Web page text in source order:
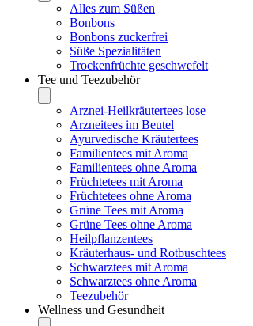
Alles zum Süßen
Bonbons
Bonbons zuckerfrei
Süße Spezialitäten
Trockenfrüchte geschwefelt
Tee und Teezubehör
Arznei-Heilkräutertees lose
Arzneitees im Beutel
Ayurvedische Kräutertees
Familientees mit Aroma
Familientees ohne Aroma
Früchtetees mit Aroma
Früchtetees ohne Aroma
Grüne Tees mit Aroma
Grüne Tees ohne Aroma
Heilpflanzentees
Kräuterhaus- und Rotbuschtees
Schwarztees mit Aroma
Schwarztees ohne Aroma
Teezubehör
Wellness und Gesundheit